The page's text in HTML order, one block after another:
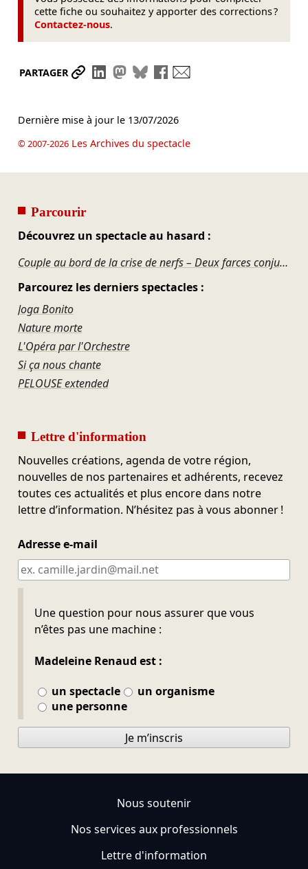
cette fiche ou souhaitez y apporter des corrections ?
Contactez-nous.
PARTAGER Partager le lien
Partager sur LinkedIn
Partager sur Mastodon
Partager sur Bluesky
Partager sur Facebook
Dernière mise à jour le 13/07/2026
© 2007-2026Les Archives du spectacle
Parcourir
Découvrez un spectacle au hasard :
Couple au bord de la crise de nerfs – Deux farces conjugales de Georges Feydeau
Parcourez les derniers spectacles :
Joga Bonito
Nature morte
L'Opéra par l'Orchestre
Si ça nous chante
PELOUSE extended
Lettre d'information
Nouvelles créations, agenda de votre région,
nouvelles de nos partenaires et adhérents, recevez
toutes ces actualités et plus encore dans notre
lettre d’information. N’hésitez pas à vous abonner !
Adresse e-mail
Une question pour nous assurer que vous
n’êtes pas une machine :
Madeleine Renaud est :
un spectacle
un organisme
une personne
Ne pas remplir
Je m’inscris
Nous soutenir
Nos services aux professionnels
Lettre d'information